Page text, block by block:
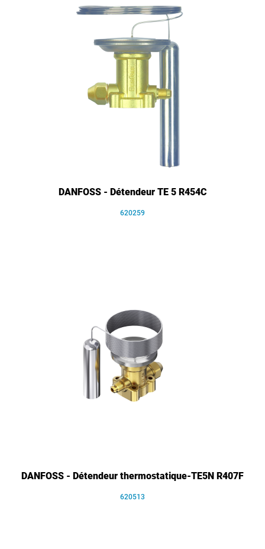
DANFOSS - Détendeur TE 5 R454C
620259
DANFOSS - Détendeur thermostatique-TE5N R407F
620513